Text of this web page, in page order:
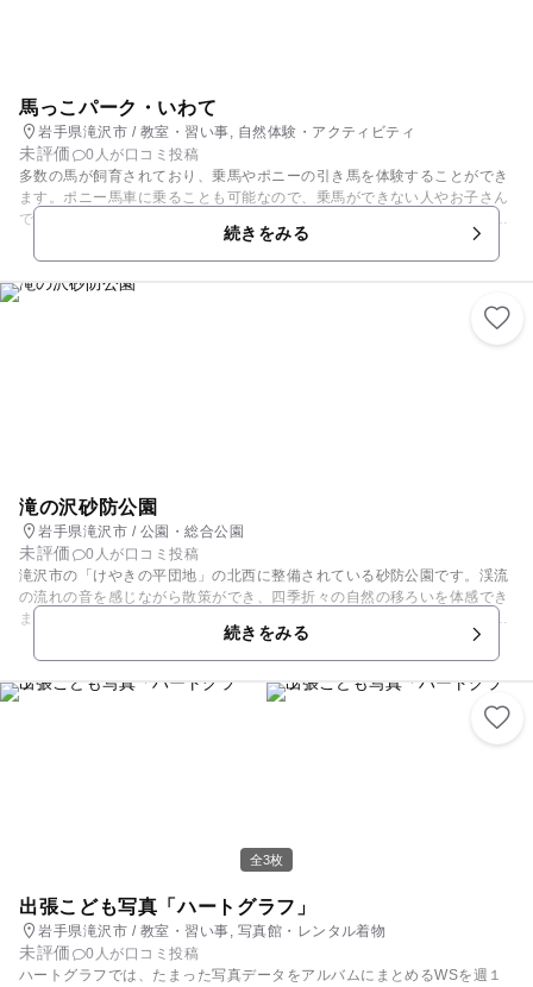
馬っこパーク・いわて
岩手県滝沢市 / 教室・習い事, 自然体験・アクティビティ
未評価
0人が口コミ投稿
多数の馬が飼育されており、乗馬やポニーの引き馬を体験することができ
ます。ポニー馬車に乗ることも可能なので、乗馬ができない人やお子さん
でも楽しめます。ポニーの里親になることも可能で、名前が馬房に掲示さ
れふれあいが可能となります。セラピー乗馬や小学生や幼児を対象とした
体験乗馬が実施されているのも特徴です。 園内では遊具で遊んだり散策を
楽しむことも可能です。秋には「馬っこフェスタ」という感謝祭が行われ
ます。
続きをみる
滝の沢砂防公園
岩手県滝沢市 / 公園・総合公園
未評価
0人が口コミ投稿
滝沢市の「けやきの平団地」の北西に整備されている砂防公園です。渓流
の流れの音を感じながら散策ができ、四季折々の自然の移ろいを体感でき
ます。中でも紅葉の季節は山々が美しく染まり、水の光景とのコントラス
で散策してみませんか？
続きをみる
全3枚
出張こども写真「ハートグラフ」
岩手県滝沢市 / 教室・習い事, 写真館・レンタル着物
未評価
0人が口コミ投稿
ハートグラフでは、たまった写真データをアルバムにまとめるWSを週１